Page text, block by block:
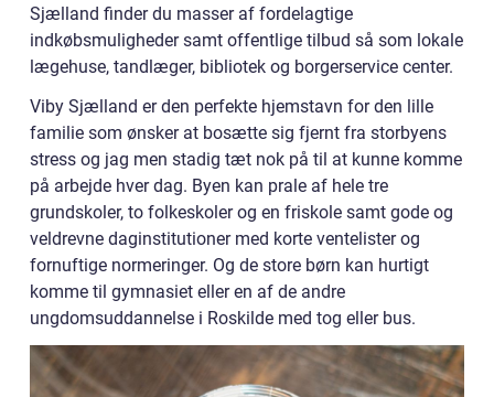
Sjælland finder du masser af fordelagtige
indkøbsmuligheder samt offentlige tilbud så som lokale
lægehuse, tandlæger, bibliotek og borgerservice center.
Viby Sjælland er den perfekte hjemstavn for den lille
familie som ønsker at bosætte sig fjernt fra storbyens
stress og jag men stadig tæt nok på til at kunne komme
på arbejde hver dag. Byen kan prale af hele tre
grundskoler, to folkeskoler og en friskole samt gode og
veldrevne daginstitutioner med korte ventelister og
fornuftige normeringer. Og de store børn kan hurtigt
komme til gymnasiet eller en af de andre
ungdomsuddannelse i Roskilde med tog eller bus.